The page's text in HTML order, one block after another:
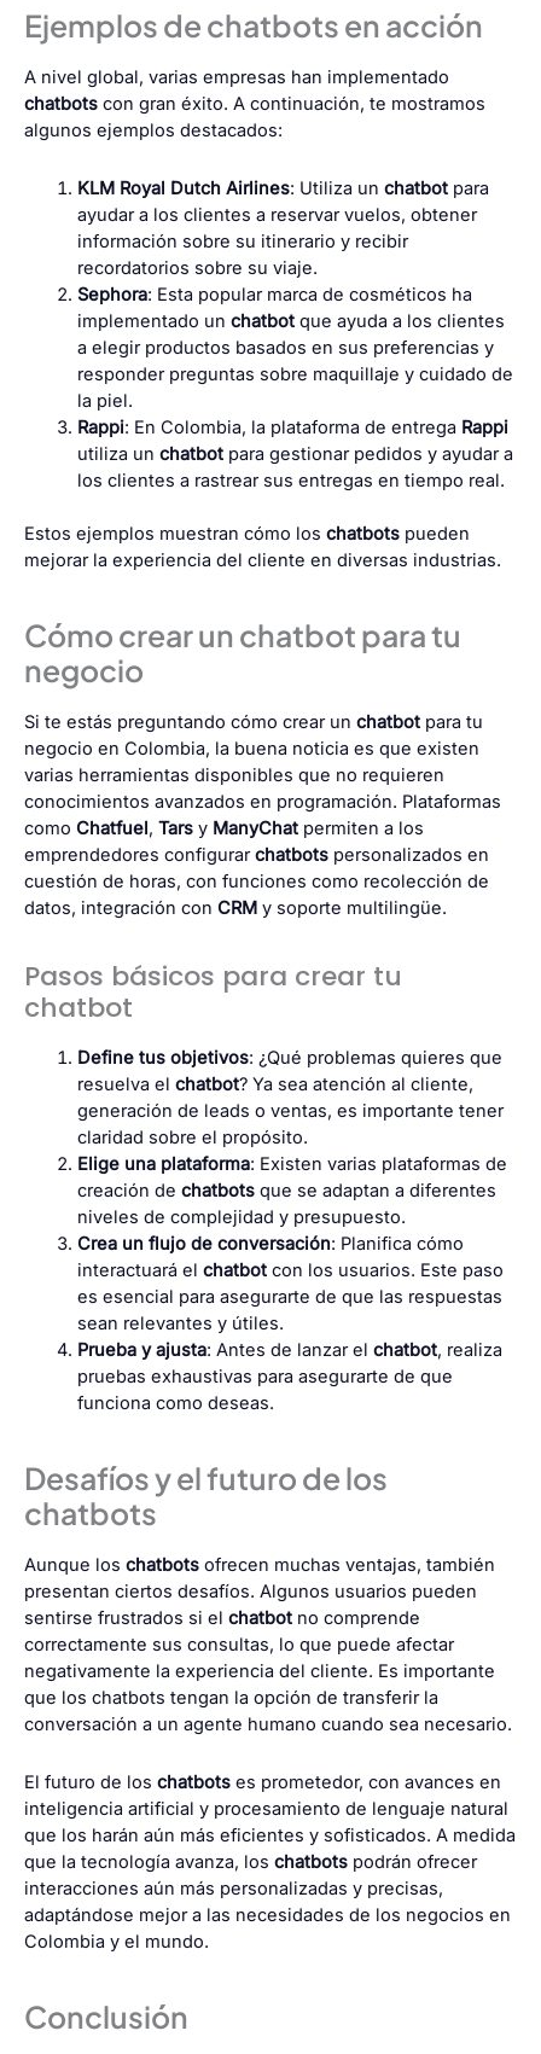
Ejemplos de chatbots en acción
A nivel global, varias empresas han implementado
chatbots con gran éxito. A continuación, te mostramos
algunos ejemplos destacados:
KLM Royal Dutch Airlines: Utiliza un chatbotpara
ayudar a los clientes a reservar vuelos, obtener
información sobre su itinerario y recibir
recordatorios sobre su viaje.
Sephora: Esta popular marca de cosméticos ha
implementado un chatbotque ayuda a los clientes
a elegir productos basados en sus preferencias y
responder preguntas sobre maquillaje y cuidado de
la piel.
Rappi: En Colombia, la plataforma de entrega Rappi
utiliza un chatbotpara gestionar pedidos y ayudar a
los clientes a rastrear sus entregas en tiempo real.
Estos ejemplos muestran cómo los chatbots pueden
mejorar la experiencia del cliente en diversas industrias.
Cómo crear un chatbot para tu
negocio
Si te estás preguntando cómo crear un chatbot para tu
negocio en Colombia, la buena noticia es que existen
varias herramientas disponibles que no requieren
conocimientos avanzados en programación. Plataformas
como Chatfuel , Tars y ManyChat permiten a los
emprendedores configurarchatbots personalizados en
cuestión de horas, con funciones como recolección de
datos, integración con CRM y soporte multilingüe.
Pasos básicos para crear tu
chatbot
Define tus objetivos: ¿Qué problemas quieres que
resuelva el chatbot? Ya sea atención al cliente,
generación de leads o ventas, es importante tener
claridad sobre el propósito.
Elige una plataforma: Existen varias plataformas de
creación de chatbotsque se adaptan a diferentes
niveles de complejidad y presupuesto.
Crea un flujo de conversación: Planifica cómo
interactuará el chatbotcon los usuarios. Este paso
es esencial para asegurarte de que las respuestas
sean relevantes y útiles.
Prueba y ajusta: Antes de lanzar el chatbot, realiza
pruebas exhaustivas para asegurarte de que
funciona como deseas.
Desafíos y el futuro de los
chatbots
Aunque los chatbots ofrecen muchas ventajas, también
presentan ciertos desafíos. Algunos usuarios pueden
sentirse frustrados si el chatbot no comprende
correctamente sus consultas, lo que puede afectar
negativamente la experiencia del cliente. Es importante
que los chatbots tengan la opción de transferir la
conversación a un agente humano cuando sea necesario.
El futuro de los chatbots es prometedor, con avances en
inteligencia artificial y procesamiento de lenguaje natural
que los harán aún más eficientes y sofisticados. A medida
que la tecnología avanza, los chatbots podrán ofrecer
interacciones aún más personalizadas y precisas,
adaptándose mejor a las necesidades de los negocios en
Colombia y el mundo.
Conclusión